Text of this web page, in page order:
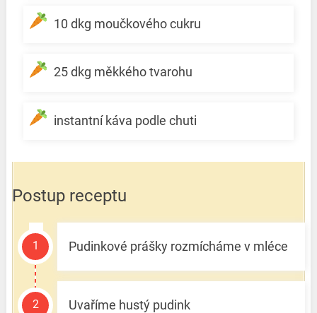
10 dkg moučkového cukru
25 dkg měkkého tvarohu
instantní káva podle chuti
Postup receptu
Pudinkové prášky rozmícháme v mléce
Uvaříme hustý pudink